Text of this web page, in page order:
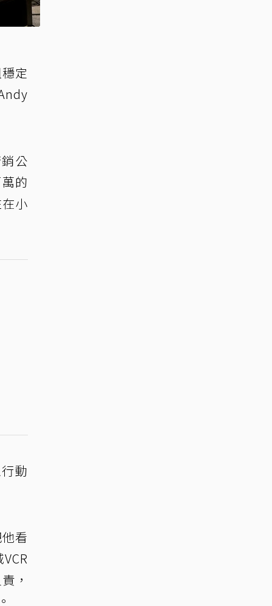
定
公
的
小
動
看
，